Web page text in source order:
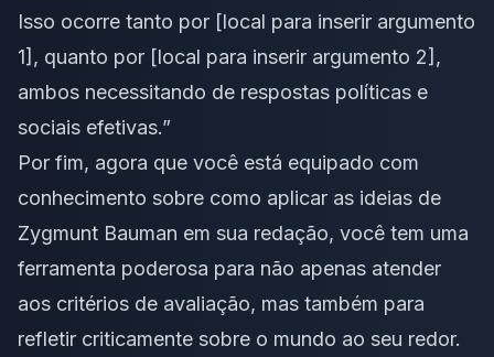
Isso ocorre tanto por [local para inserir argumento
1], quanto por [local para inserir argumento 2],
ambos necessitando de respostas políticas e
sociais efetivas.”
Por fim, agora que você está equipado com
conhecimento sobre como aplicar as ideias de
Zygmunt Bauman em sua redação, você tem uma
ferramenta poderosa para não apenas atender
aos critérios de avaliação, mas também para
refletir criticamente sobre o mundo ao seu redor.